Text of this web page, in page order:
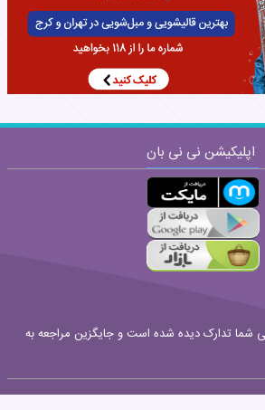
اپلیکیشن نی نی بان
شما تدارک دیده شده است و جایگزین مراجعه به